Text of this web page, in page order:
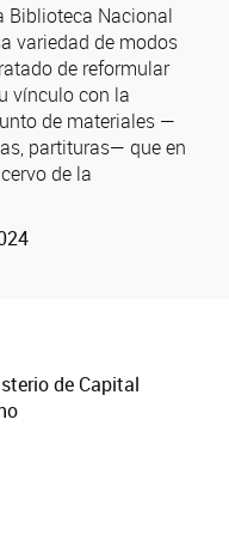
Biblioteca Nacional
variedad de modos
de reformular
vínculo con la
de materiales —
partituras— que en
de la